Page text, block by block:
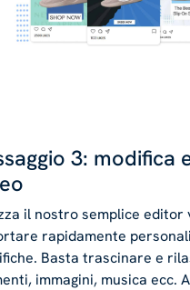
3: modifica
il nostro semplice editor
rapidamente
Basta trascinare e
immagini, musica ecc.